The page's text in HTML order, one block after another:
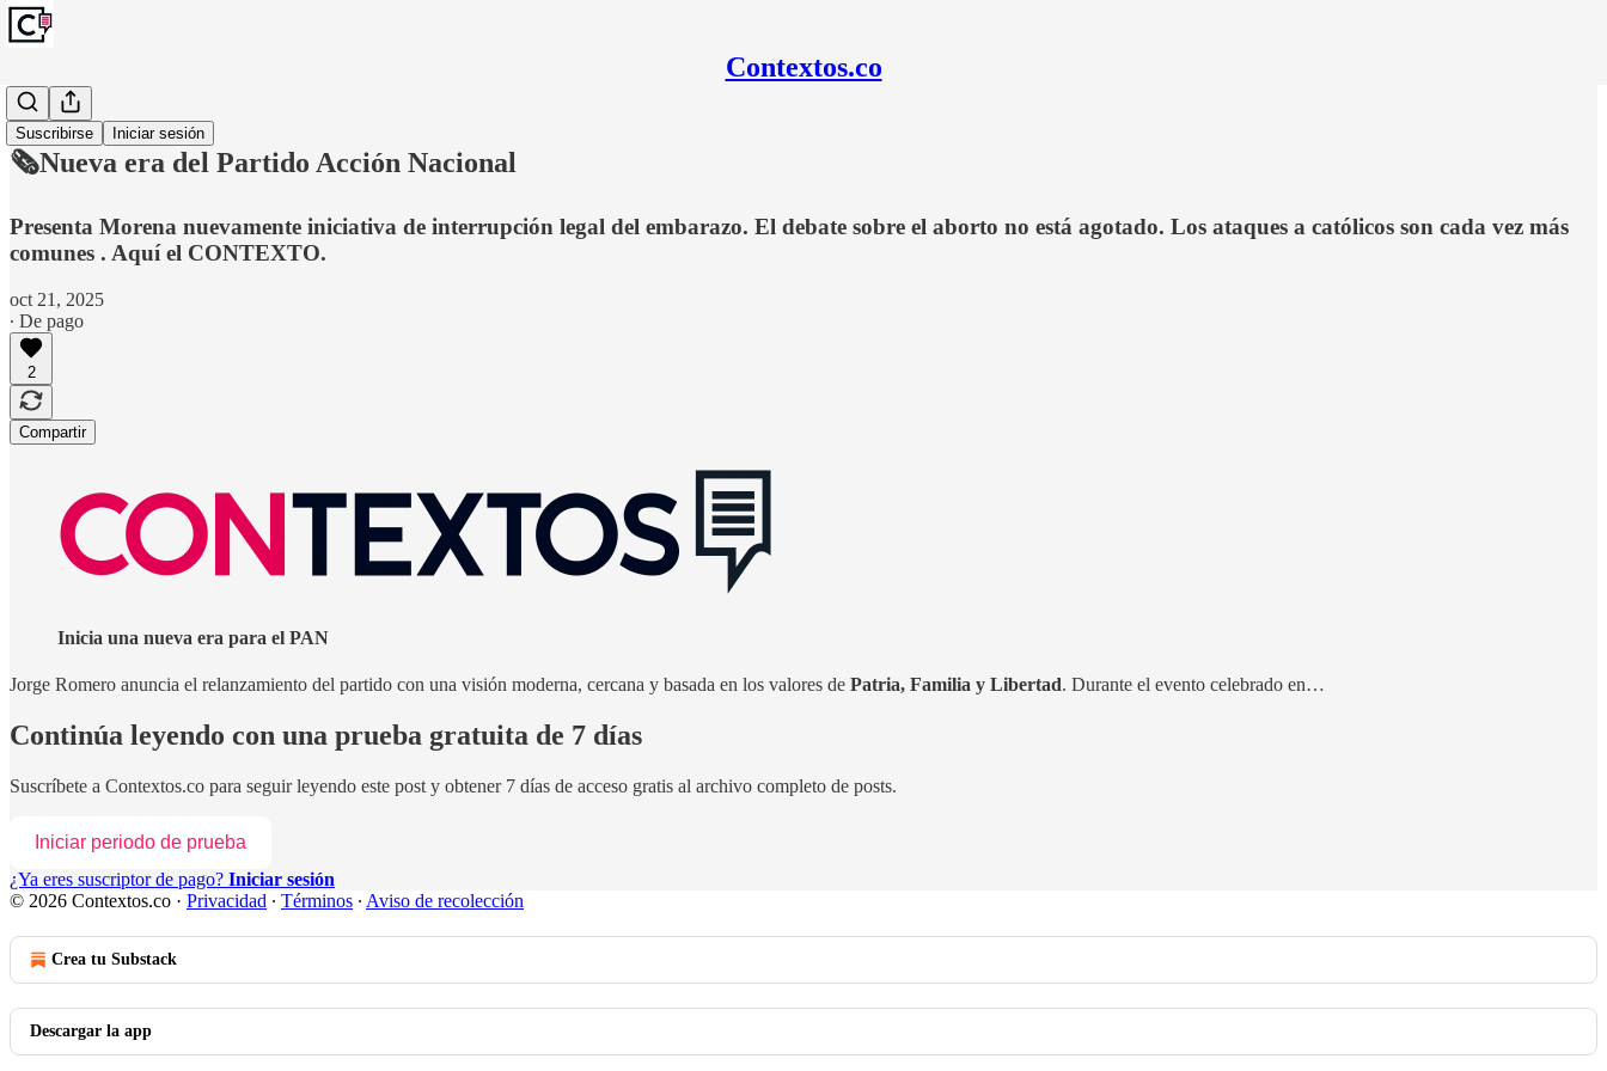
Contextos.co
Suscribirse Iniciar sesión
Monitoreo
🗞️Nueva era del Partido Acción Nacional
Presenta Morena nuevamente iniciativa de interrupción legal del embarazo. El debate sobre el aborto no está agotado. Los ataques a católicos son cada vez más
comunes . Aquí el CONTEXTO.
oct 21, 2025
∙ De pago
2
Compartir
Inicia una nueva era para el PAN
Jorge Romero anuncia el relanzamiento del partido con una visión moderna, cercana y basada en los valores de Patria, Familia y Libertad. Durante el evento celebrado en…
Continúa leyendo con una prueba gratuita de 7 días
Suscríbete a Contextos.co para seguir leyendo este post y obtener 7 días de acceso gratis al archivo completo de posts.
Iniciar periodo de prueba
¿Ya eres suscriptor de pago? Iniciar sesión
© 2026 Contextos.co · Privacidad ∙ Términos ∙ Aviso de recolección
Crea tu Substack
Descargar la app